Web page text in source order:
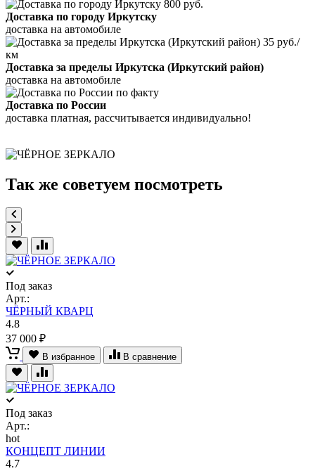
800 руб.
Доставка по городу Иркутску
доставка на автомобиле
35 руб./
км
Доставка за пределы Иркутска (Иркутский район)
доставка на автомобиле
по факту
Доставка по России
доставка платная, рассчитывается индивидуально!
Так же советуем посмотреть
Под заказ
Арт.:
ЧЁРНЫЙ КВАРЦ
4.8
37 000 ₽
В избранное В сравнение
Под заказ
Арт.:
hot
КОНЦЕПТ ЛИНИИ
4.7